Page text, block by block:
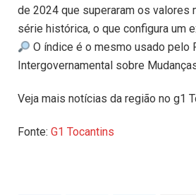
de 2024 que superaram os valores
série histórica, o que configura um
O índice é o mesmo usado pelo
Intergovernamental sobre
Veja mais notícias da região no g1
Fonte: G1 Tocantins